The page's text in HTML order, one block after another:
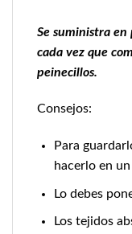
Se suministra en
cada vez que
peinecillos.
Consejos:
Para
hacerlo en
Lo debes
Los tejidos